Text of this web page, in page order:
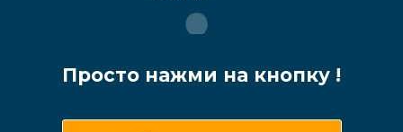
Просто нажми на кнопку !